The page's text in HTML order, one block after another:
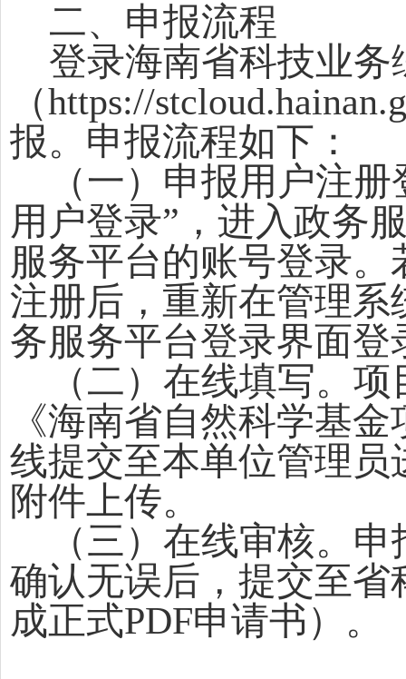
二、申报流程
登录海南省科技业务
（https://
报。申报流程如下：
（一）申报用户注
用户登录”，进入政务
服务平台的账号登录
注册后，重新在管理系
务服务平台登录界面登
（二）在线填写。
《海南省自然科学基
线提交至本单位管理
附件上传。
（三）在线审核。
确认无误后，提交至
成正式PDF申请书）。